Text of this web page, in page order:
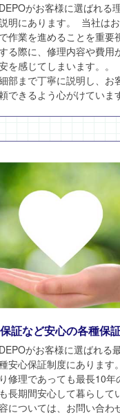
がお客様に選ばれる
明にあります。 当社は
作業を進めることを重要
る際に、修理内容や費用
を感じてしまいます。。
部まで丁寧に説明し、お
できるよう心がけていま
証など安心の各種保
がお客様に選ばれる
安心保証制度にあります。
修理であっても最長10年
長期間安心して暮らして
については、お問い合わ